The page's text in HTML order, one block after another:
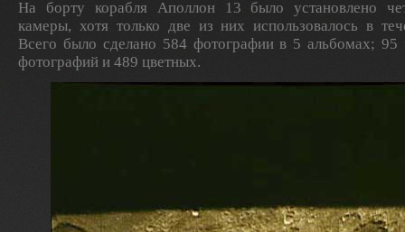
На борту корабля Аполлон 13 было установлено
камеры, хотя только две из них использовалось в
Всего было сделано 584 фотографии в 5 альбомах; 95
фотографий и 489 цветных.